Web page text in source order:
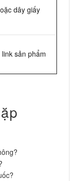
dây giấy
sản phẩm